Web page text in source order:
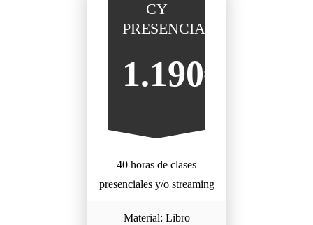
CY
PRESENCIAL
1.190€
40 horas de clases
presenciales y/o streaming
Material: Libro